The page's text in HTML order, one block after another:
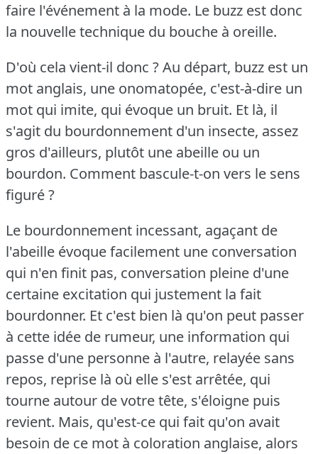
faire l'événement à la mode. Le buzz est donc
la nouvelle technique du bouche à oreille.
D'où cela vient-il donc ?Au départ, buzz est un
mot anglais, une onomatopée, c'est-à-dire un
mot qui imite, qui évoque un bruit. Et là, il
s'agit du bourdonnement d'un insecte, assez
gros d'ailleurs, plutôt une abeille ou un
bourdon. Comment bascule-t-on vers le sens
figuré ?
Le bourdonnement incessant, agaçant de
l'abeille évoque facilement une conversation
qui n'en finit pas, conversation pleine d'une
certaine excitation qui justement la fait
bourdonner. Et c'est bien là qu'on peut passer
à cette idée de rumeur, une information qui
passe d'une personne à l'autre, relayée sans
repos, reprise là où elle s'est arrêtée, qui
tourne autour de votre tête, s'éloigne puis
revient. Mais, qu'est-ce qui fait qu'on avait
besoin de ce mot à coloration anglaise, alors